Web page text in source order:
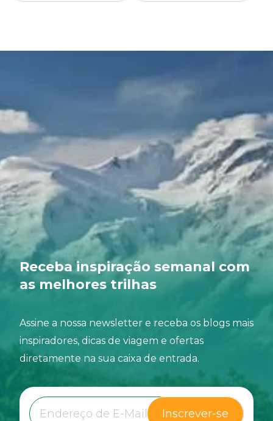
Receba inspiração semanal com
as melhores trilhas
Assine a nossa newsletter e receba os blogs mais
inspiradores, dicas de viagem e ofertas
diretamente na sua caixa de entrada.
Inscrever-se